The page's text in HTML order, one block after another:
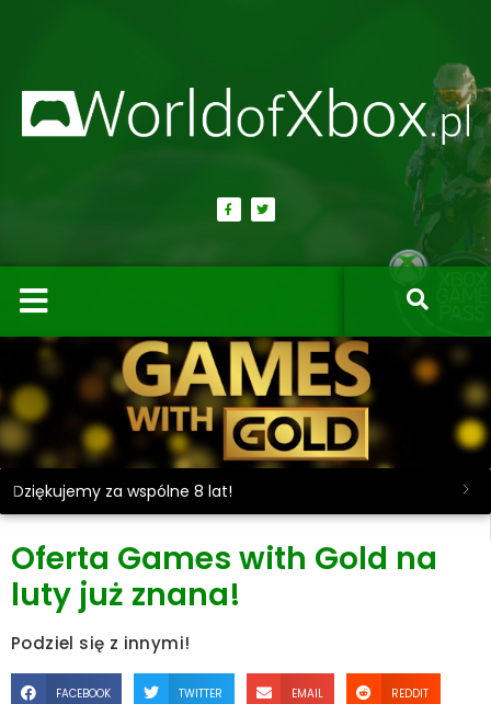
Dziękujemy za wspólne 8 lat!
Oferta Games with Gold na
luty już znana!
Podziel się z innymi!
FACEBOOK TWITTER EMAIL REDDIT